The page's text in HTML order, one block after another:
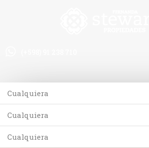
Cualquiera
Cualquiera
Cualquiera